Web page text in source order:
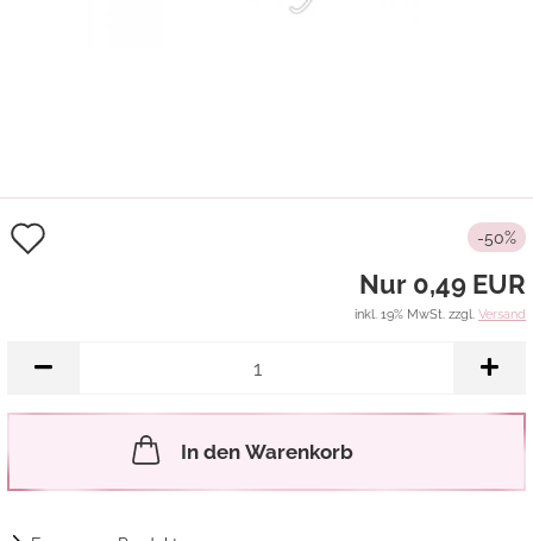
-50%
Nur 0,49 EUR
inkl. 19% MwSt. zzgl. Versand
In den Warenkorb